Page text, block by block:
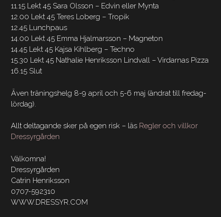
11.15 Lekt 45 Sara Olsson – Edvin eller Mynta
12.00 Lekt 45 Teres Loberg – Tropik
12.45 Lunchpaus
14.00 Lekt 45 Emma Hjalmarsson – Magneton
14.45 Lekt 45 Kajsa Kihlberg – Techno
15.30 Lekt 45 Nathalie Henriksson Lindvall – Virdarnas Pizza
16.15 Slut
Även träningshelg 8-9 april och 5-6 maj (ändrat till fredag-
lördag).
Allt deltagande sker på egen risk – läs Regler och villkor
Dressyrgården
Välkomna!
Dressyrgården
Catrin Henriksson
0707-592310
WWW.DRESSYR.COM